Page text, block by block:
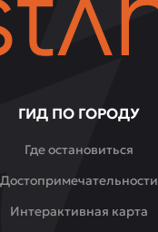
ГИД ПО ГОРОДУ
Где остановиться
Достопримечательности
Интерактивная карта